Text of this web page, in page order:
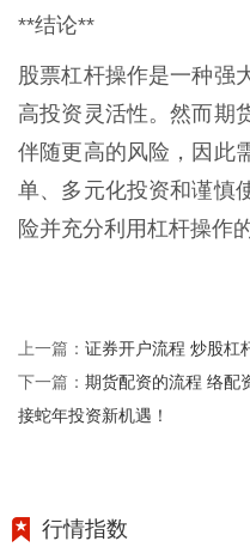
**结论**
股票杠杆操作是一种强
高投资灵活性。然而期
伴随更高的风险，因此
单、多元化投资和谨慎
险并充分利用杠杆操作
上一篇： 证券开户流程 炒股杠
下一篇： 期货配资的流程 络配
接蛇年投资新机遇！
行情指数